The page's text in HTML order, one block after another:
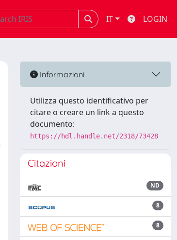
IT LOGIN
Informazioni
Utilizza questo identificativo per
citare o creare un link a questo
documento:
https://hdl.handle.net/2318/73428
Citazioni
ND
8
8